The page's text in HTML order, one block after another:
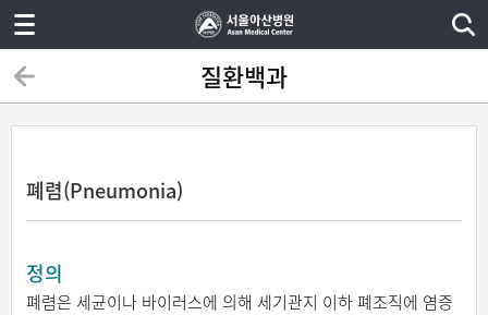
질환백과
폐렴(Pneumonia)
정의
폐렴은 세균이나 바이러스에 의해 세기관지 이하 폐조직에 염증